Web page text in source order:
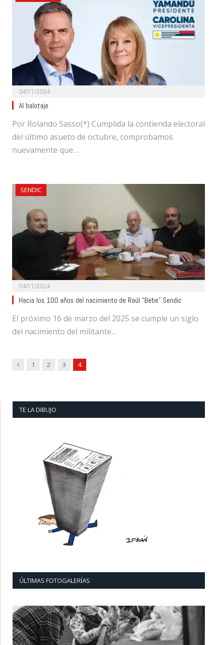
04/11/2024
Al balotaje
Por Rolando Sasso(*) Cumplida la contienda electoral
del último asueto de octubre, comprobamos
nuevamente que…
SENDIC
04/11/2024
Hacia los 100 años del nacimiento de Raúl “Bebe” Sendic
El próximo 16 de marzo del 2025 se cumple un siglo
del nacimiento del militante…
Previous
1 2 3 4
TE LA DIBUJO
ÚLTIMAS FOTOGALERÍAS